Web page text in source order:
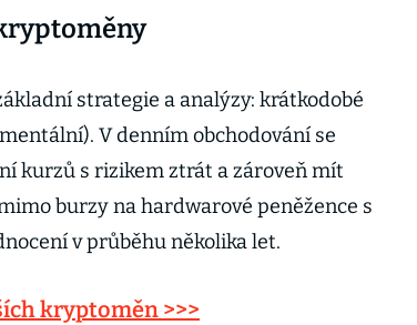
strategie a analýzy: krátkodobé
V denním obchodování se
kurzů s rizikem ztrát a zároveň mít
burzy na hardwarové peněžence s
v průběhu několika let.
kryptoměn >>>